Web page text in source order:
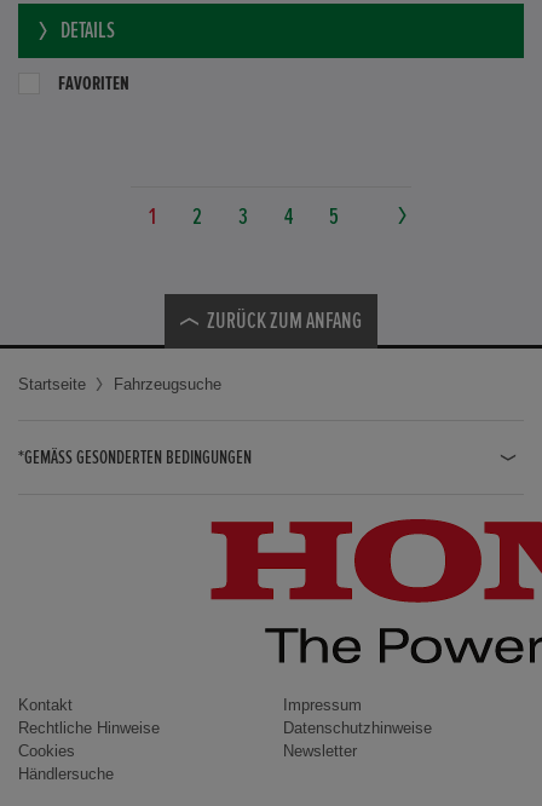
DETAILS
FAVORITEN
1 2 3 4 5
ZURÜCK ZUM ANFANG
Startseite Fahrzeugsuche
*GEMÄSS GESONDERTEN BEDINGUNGEN
CIVIC / CIVIC LIMOUSINE
INSIGHT
ACCORD
Kontakt
Impressum
Rechtliche Hinweise
Datenschutzhinweise
Cookies
Newsletter
Händlersuche